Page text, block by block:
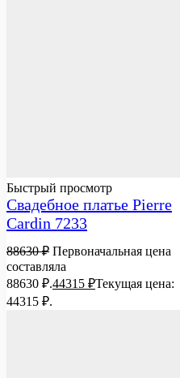
Быстрый просмотр
Свадебное платье Pierre
Cardin 7233
88630₽ Первоначальная цена
составляла
88630 ₽.44315 ₽Текущая цена:
44315 ₽.